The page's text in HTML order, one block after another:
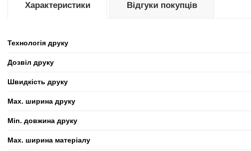
Характеристики
Технологія друку
Дозвіл друку
Швидкість друку
Max. ширина друку
Min. довжина друку
Max. ширина матеріалу
Відгуки покупців